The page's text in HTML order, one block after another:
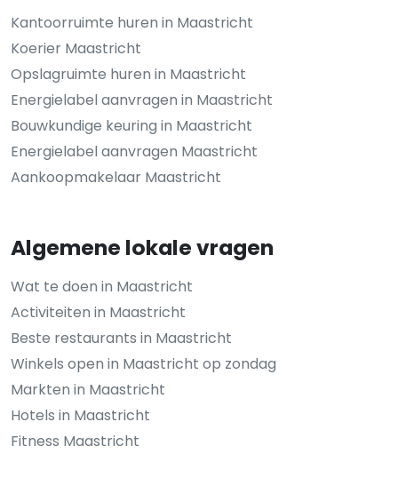
Kantoorruimte huren in Maastricht
Koerier Maastricht
Opslagruimte huren in Maastricht
Energielabel aanvragen in Maastricht
Bouwkundige keuring in Maastricht
Energielabel aanvragen Maastricht
Aankoopmakelaar Maastricht
Algemene lokale vragen
Wat te doen in Maastricht
Activiteiten in Maastricht
Beste restaurants in Maastricht
Winkels open in Maastricht op zondag
Markten in Maastricht
Hotels in Maastricht
Fitness Maastricht